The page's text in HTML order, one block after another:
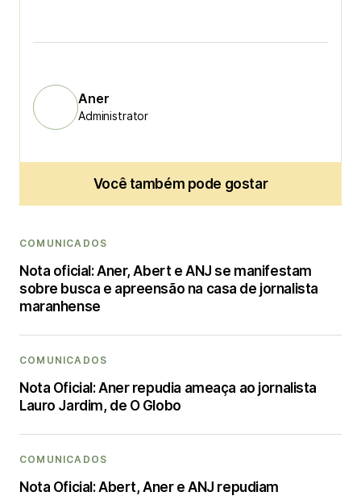
Aner
Administrator
Você também pode gostar
COMUNICADOS
Nota oficial: Aner, Abert e ANJ se manifestam
sobre busca e apreensão na casa de jornalista
maranhense
COMUNICADOS
Nota Oficial: Aner repudia ameaça ao jornalista
Lauro Jardim, de O Globo
COMUNICADOS
Nota Oficial: Abert, Aner e ANJ repudiam